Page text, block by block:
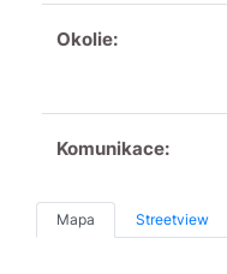
Okolie:
Komunikace:
Mapa Streetview